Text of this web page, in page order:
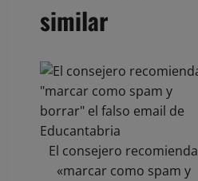
similar
El consejero recomienda
«marcar como spam y